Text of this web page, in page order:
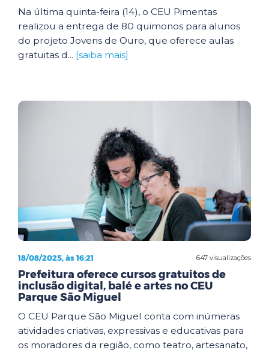
Na última quinta-feira (14), o CEU Pimentas
realizou a entrega de 80 quimonos para alunos
do projeto Jovens de Ouro, que oferece aulas
gratuitas d... [saiba mais]
647 visualizações
18/08/2025, às 16:21
Prefeitura oferece cursos gratuitos de
inclusão digital, balé e artes no CEU
Parque São Miguel
O CEU Parque São Miguel conta com inúmeras
atividades criativas, expressivas e educativas para
os moradores da região, como teatro, artesanato,